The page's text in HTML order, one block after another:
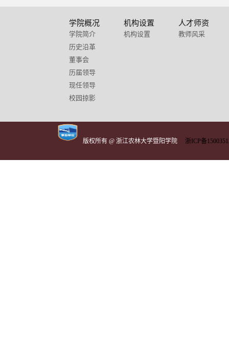
学院概况
学院简介
历史沿革
董事会
历届领导
现任领导
校园掠影
机构设置
机构设置
人才师资
教师风采
版权所有 @ 浙江农林大学暨阳学院 浙ICP备